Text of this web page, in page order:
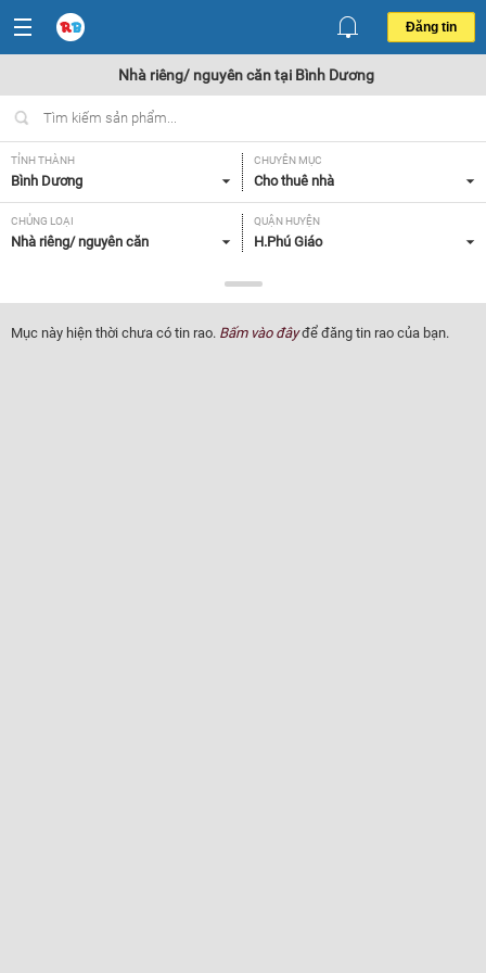
Đăng tin
Nhà riêng/ nguyên căn tại Bình Dương
TỈNH THÀNH
Bình Dương
CHUYÊN MỤC
Cho thuê nhà
CHỦNG LOẠI
Nhà riêng/ nguyên căn
QUẬN HUYỆN
H.Phú Giáo
Tất cả
DIỆN TÍCH
Tất cả
SỐ PHÒNG NGỦ TIỆN ÍCH
Mục này hiện thời chưa có tin rao. Bấm vào đâyđể đăng tin rao của bạn.